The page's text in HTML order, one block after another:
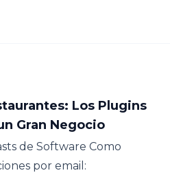
Los Plugins
Gran Negocio
de Software Como
por email: